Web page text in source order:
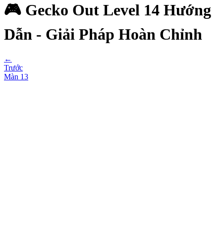
🎮 Gecko Out Level 14 Hướng
Dẫn - Giải Pháp Hoàn Chỉnh
←
Trước
Màn 13